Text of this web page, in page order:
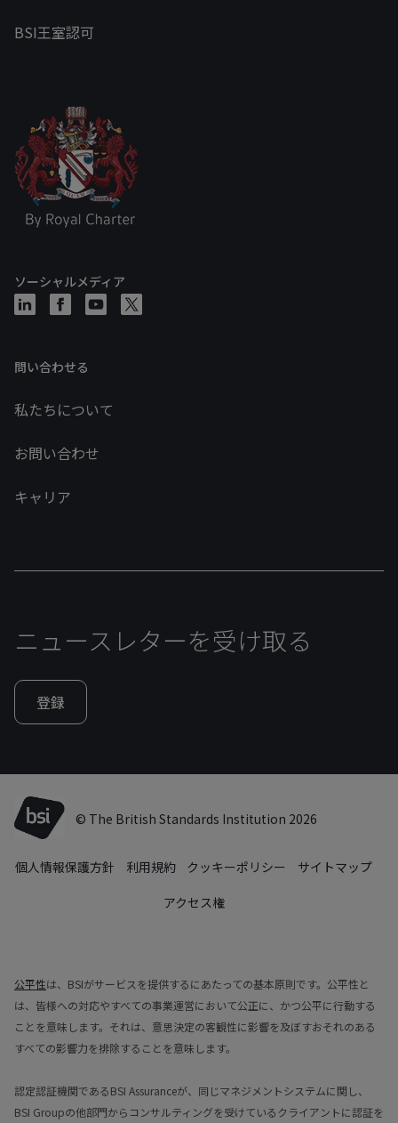
BSI王室認可
ソーシャルメディア
問い合わせる
私たちについて
お問い合わせ
キャリア
ニュースレターを受け取る
登録
© The British Standards Institution 2026
個人情報保護方針 利用規約 クッキーポリシー
サイトマップ
アクセス権
公平性は、BSIがサービスを提供するにあたっての基本原則です。公平性と
は、皆様への対応やすべての事業運営において公正に、かつ公平に行動する
ことを意味します。それは、意思決定の客観性に影響を及ぼすおそれのある
すべての影響力を排除することを意味します。
認定認証機関であるBSI Assuranceが、同じマネジメントシステムに関し、
BSI Groupの他部門からコンサルティングを受けているクライアントに認証を